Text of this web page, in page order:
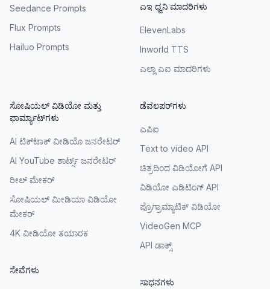
Seedance Prompts
Flux Prompts
Hailuo Prompts
ಎಇ ಧ್ವನಿ ಮಾದರಿಗಳು
ElevenLabs
Inworld TTS
ಎಲ್ಲಾ ಎಐ ಮಾದರಿಗಳು
ಸೋಷಿಯಲ್ ವಿಡಿಯೋ ಮತ್ತು
ಫಾರ್ಮ್ಯಾಟ್‌ಗಳು
AI ಟಿಕ್‌ಟಾಕ್ ವೀಡಿಯೊ ಜನರೇಟರ್
AI YouTube ಶಾರ್ಟ್ಸ್ ಜನರೇಟರ್
ರೀಲ್ ಮೇಕರ್
ಸೋಷಿಯಲ್ ಮೀಡಿಯಾ ವಿಡಿಯೋ
ಮೇಕರ್
4K ವೀಡಿಯೋ ತಯಾರಕ
ಸೇವೆಗಳು
ಡೆವಲಪರ್‌ಗಳು
ಎಪಿಐ
Text to video API
ಚಿತ್ರದಿಂದ ವಿಡಿಯೋಗೆ API
ವಿಡಿಯೋ ಎಡಿಟಿಂಗ್ API
ಪ್ರೊಗ್ರಾಮ್ಯಾಟಿಕ್ ವಿಡಿಯೋ
VideoGen MCP
API ಡಾಕ್ಸ್
ಸಾಧನಗಳು